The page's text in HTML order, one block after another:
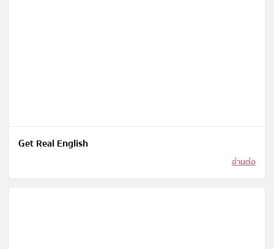
Get Real English
อ่านต่อ